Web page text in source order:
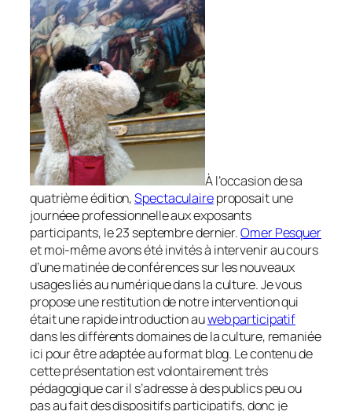
À l’occasion de sa
quatrième édition,Spectaculaireproposait une
journéee professionnelle aux exposants
participants, le 23 septembre dernier.Omer Pesquer
et moi-même avons été invités à intervenir au cours
d’une matinée de conférences sur les nouveaux
usages liés au numérique dans la culture. Je vous
propose une restitution de notre intervention qui
était une rapide introduction auweb participatif
dans les différents domaines de la culture, remaniée
ici pour être adaptée au format blog. Le contenu de
cette présentation est volontairement très
pédagogique car il s’adresse à des publics peu ou
pas au fait des dispositifs participatifs, donc je